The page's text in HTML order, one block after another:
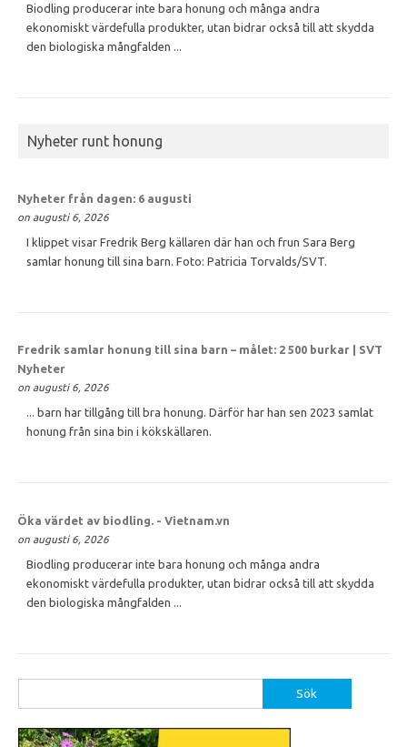
Biodling producerar inte bara honung och många andra
ekonomiskt värdefulla produkter, utan bidrar också till att skydda
den biologiska mångfalden ...
Nyheter runt honung
Nyheter från dagen: 6 augusti
on augusti 6, 2026
I klippet visar Fredrik Berg källaren där han och frun Sara Berg
samlar honung till sina barn. Foto: Patricia Torvalds/SVT.
Fredrik samlar honung till sina barn – målet: 2 500 burkar | SVT
Nyheter
on augusti 6, 2026
... barn har tillgång till bra honung. Därför har han sen 2023 samlat
honung från sina bin i kökskällaren.
Öka värdet av biodling. - Vietnam.vn
on augusti 6, 2026
Biodling producerar inte bara honung och många andra
ekonomiskt värdefulla produkter, utan bidrar också till att skydda
den biologiska mångfalden ...
efter: